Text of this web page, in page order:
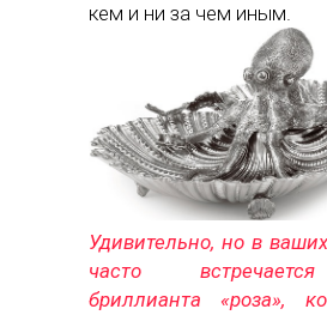
кем и ни за чем иным.
Удивительно, но в
часто
бриллианта «роза»,